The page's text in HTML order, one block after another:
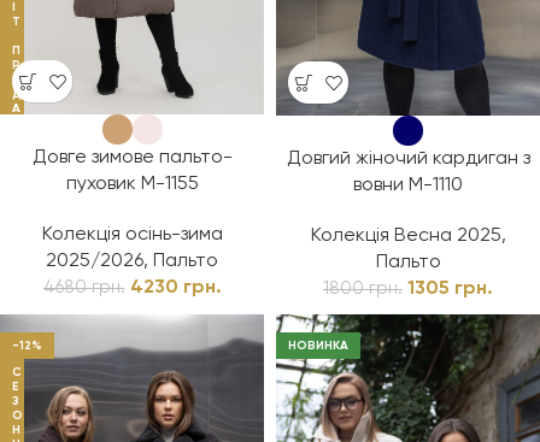
Т
П
Р
О
Д
А
Довге зимове пальто-
пуховик М-1155
Колекція осінь-зима
2025/2026, Пальто
4680грн. 4230 грн.
Довгий жіночий кардиган з
вовни М-1110
Колекція Весна 2025,
Пальто
1800грн. 1305 грн.
-12%
С
Е
З
О
Н
НОВИНКА